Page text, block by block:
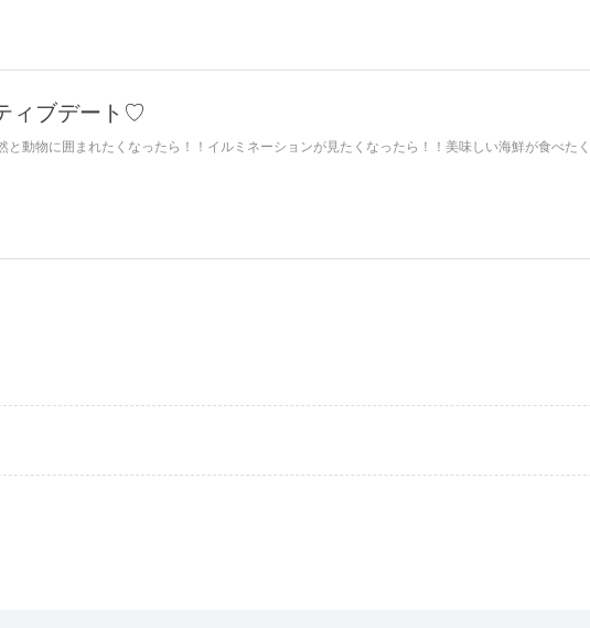
ィブデート♡
と動物に囲まれたくなったら！！イルミネーションが見たくなったら！！美味しい海鮮が食べた